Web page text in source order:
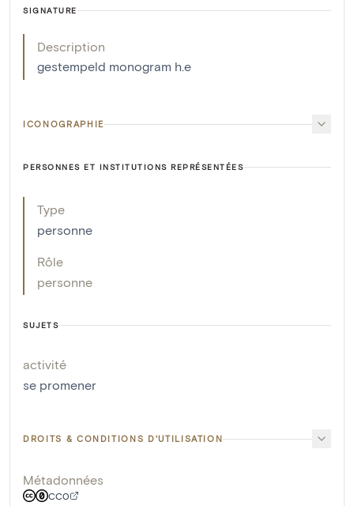
SIGNATURE
Description
gestempeld monogram h.e
ICONOGRAPHIE
PERSONNES ET INSTITUTIONS REPRÉSENTÉES
Type
personne
Rôle
personne
SUJETS
activité
se promener
DROITS & CONDITIONS D'UTILISATION
Métadonnées
CC0